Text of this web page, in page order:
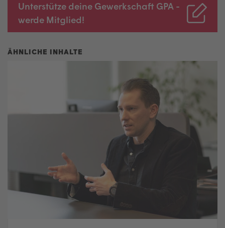
Unterstütze deine Gewerkschaft GPA -
werde Mitglied!